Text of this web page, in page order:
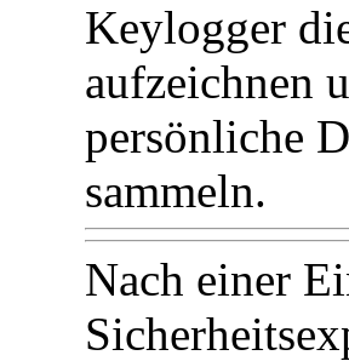
Keylogger
aufzeichnen
persönliche
sammeln.
Nach einer